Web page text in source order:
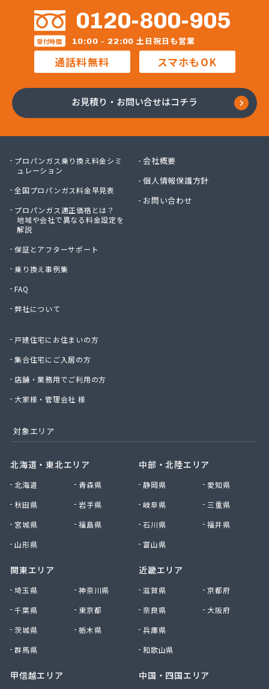
熊谷燃料住設株式会社
後藤商店
工藤商店
高橋商店
高橋燃料店
佐藤電気商会
佐藤燃料店
砂金石油ガス株式会社 東仙台営業所
三浦商店
三宝物産株式会社
三宝物産株式会社 石巻営業所
山庄商店
勝又総業有限会社
小野喜米店
新日本ガス
西條商店
石巻ガス株式会社
赤間米穀店
仙台アイ・リビング株式会社
仙台エネルギーサービス株式会社
仙台ガス株式会社
仙台プロパン株式会社
仙台農業協同組合ガス供給センター
千葉商店
川村商店
ス課
曽波の神屋
大宮燃料店
大上屋商店
中央ガス設備工業株式会社
0120-800-905
受付時間 10:00 - 22:00 土日祝日も営業
通話料無料 スマホもOK
お見積り・お問い合せはコチラ
プロパンガス乗り換え料金シミ
ュレーション
全国プロパンガス料金早見表
プロパンガス適正価格とは？
地域や会社で異なる料金設定を
解説
保証とアフターサポート
乗り換え事例集
FAQ
弊社について
戸建住宅にお住まいの方
集合住宅にご入居の方
店舗・業務用でご利用の方
大家様・管理会社 様
会社概要
個人情報保護方針
お問い合わせ
対象エリア
北海道・東北エリア
北海道
青森県
秋田県
岩手県
宮城県
福島県
山形県
関東エリア
埼玉県
神奈川県
千葉県
東京都
茨城県
栃木県
群馬県
甲信越エリア
中部・北陸エリア
静岡県
愛知県
岐阜県
三重県
石川県
福井県
富山県
近畿エリア
滋賀県
京都府
奈良県
大阪府
兵庫県
和歌山県
中国・四国エリア